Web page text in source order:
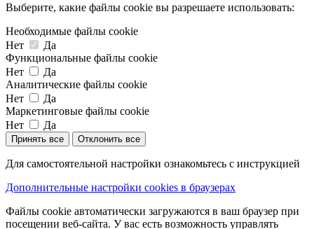
Выберите, какие файлы cookie вы разрешаете использовать:
Необходимые файлы cookie
Нет
Да
Функциональные файлы cookie
Нет
Да
Аналитические файлы cookie
Нет
Да
Маркетинговые файлы cookie
Нет
Да
Принять все Отклонить все
Для самостоятельной настройки ознакомьтесь с инструкцией
Дополнительные настройки cookies в браузерах
Файлы cookie автоматически загружаются в ваш браузер при
посещении веб-сайта. У вас есть возможность управлять